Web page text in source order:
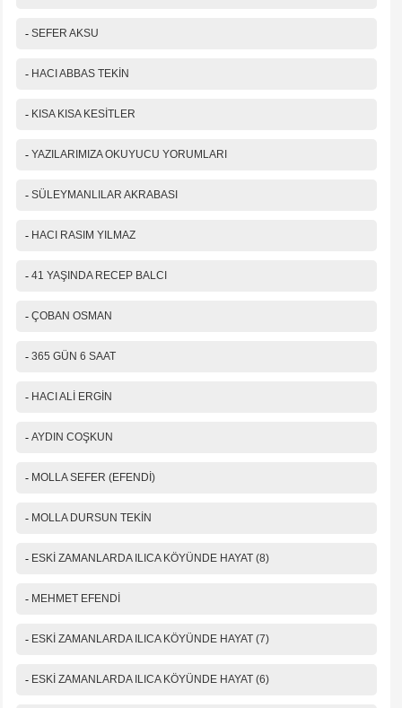
- SEFER AKSU
- HACI ABBAS TEKİN
- KISA KISA KESİTLER
- YAZILARIMIZA OKUYUCU YORUMLARI
- SÜLEYMANLILAR AKRABASI
- HACI RASIM YILMAZ
- 41 YAŞINDA RECEP BALCI
- ÇOBAN OSMAN
- 365 GÜN 6 SAAT
- HACI ALİ ERGİN
- AYDIN COŞKUN
- MOLLA SEFER (EFENDİ)
- MOLLA DURSUN TEKİN
- ESKİ ZAMANLARDA ILICA KÖYÜNDE HAYAT (8)
- MEHMET EFENDİ
- ESKİ ZAMANLARDA ILICA KÖYÜNDE HAYAT (7)
- ESKİ ZAMANLARDA ILICA KÖYÜNDE HAYAT (6)